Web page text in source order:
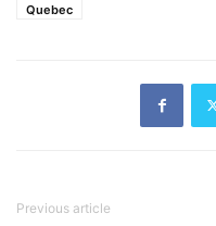
Quebec
Previous article